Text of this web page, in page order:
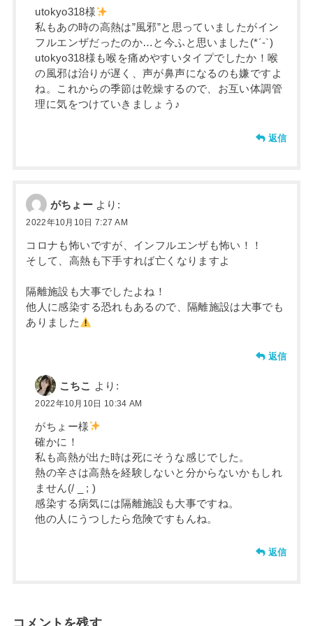
utokyo318様
私もあの時の高熱は”風邪”と思っていましたがイン
フルエンザだったのか…と今ふと思いました(*´-`)
utokyo318様も喉を痛めやすいタイプでしたか！喉
の風邪は治りが遅く、声が鼻声になるのも嫌ですよ
ね。これからの季節は乾燥するので、お互い体調管
理に気をつけていきましょう♪
返信
がちょー より:
2022年10月10日 7:27 AM
コロナも怖いですが、インフルエンザも怖い！！
そして、高熱も下手すれば亡くなりますよ
隔離施設も大事でしたよね！
他人に感染する恐れもあるので、隔離施設は大事でも
ありました
返信
こちこ より:
2022年10月10日 10:34 AM
がちょー様
確かに！
私も高熱が出た時は死にそうな感じでした。
熱の辛さは高熱を経験しないと分からないかもしれ
ません(/ _ ; )
感染する病気には隔離施設も大事ですね。
他の人にうつしたら危険ですもんね。
返信